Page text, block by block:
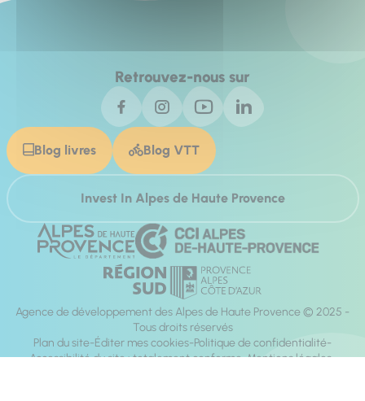
Retrouvez-nous sur
Blog livres Blog VTT
Invest In Alpes de Haute Provence
Agence de développement des Alpes de Haute Provence © 2025 -
Tous droits réservés
Plan du site Éditer mes cookies Politique de confidentialité
Accessibilité du site : totalement conforme Mentions légales